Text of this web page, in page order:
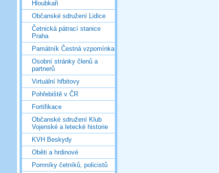
Hloubkaři
Občanské sdružení Lidice
Četnická pátrací stanice
Praha
Památník Čestná vzpomínka
Osobní stránky členů a
partnerů
Virtuální hřbitovy
Pohřebiště v ČR
Fortifikace
Občanské sdružení Klub
Vojenské a letecké historie
KVH Beskydy
Oběti a hrdinové
Pomníky četníků, policistů